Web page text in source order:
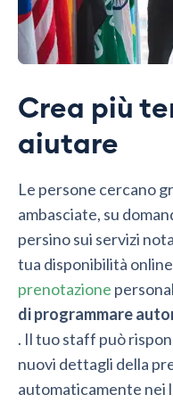
Crea più
aiutare
Le persone cercano
ambasciate, su
persino sui servizi
tua disponibilità
prenotazione
di programmare
. Il tuo staff può
nuovi dettagli della
automaticamente nei